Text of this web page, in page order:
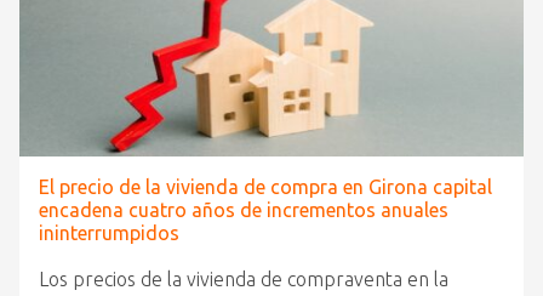
El precio de la vivienda de compra en Girona capital
encadena cuatro años de incrementos anuales
ininterrumpidos
Los precios de la vivienda de compraventa en la